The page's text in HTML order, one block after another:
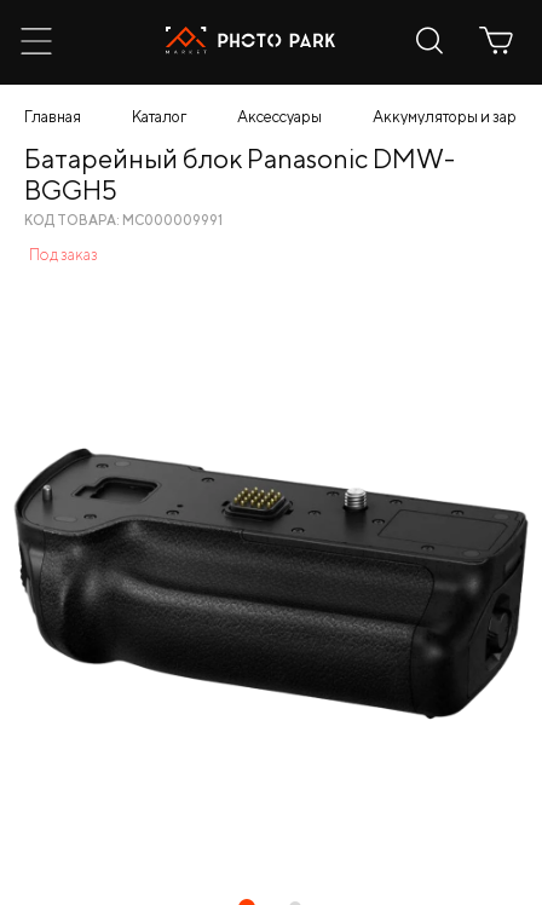
Главная Каталог Аксессуары Аккумуляторы и
Батарейный блок Panasonic DMW-
BGGH5
КОД ТОВАРА: МС000009991
Под заказ